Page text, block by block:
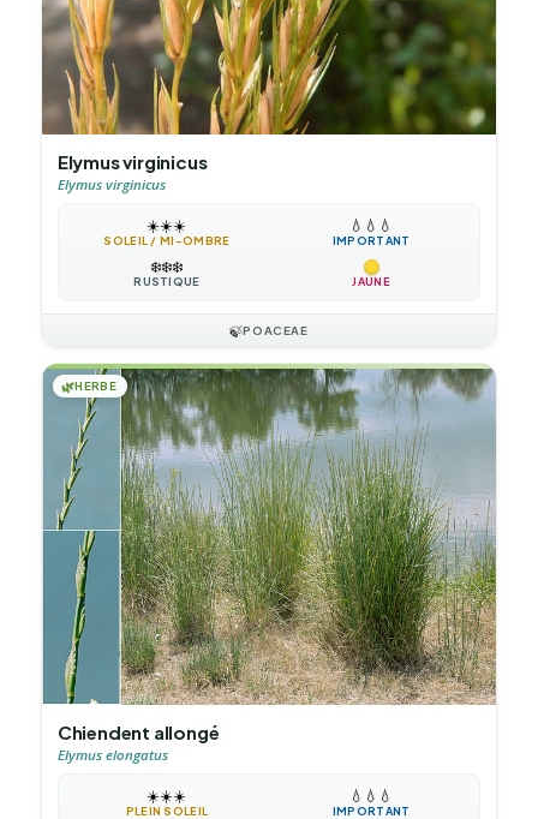
Elymus virginicus
Elymus virginicus
☀️☀️☀️
SOLEIL / MI-OMBRE
💧 💧 💧
IMPORTANT
❄️❄️❄️
RUSTIQUE JAUNE
🍃POACEAE
🌿HERBE
Chiendent allongé
Elymus elongatus
☀️☀️☀️
PLEIN SOLEIL
💧 💧 💧
IMPORTANT